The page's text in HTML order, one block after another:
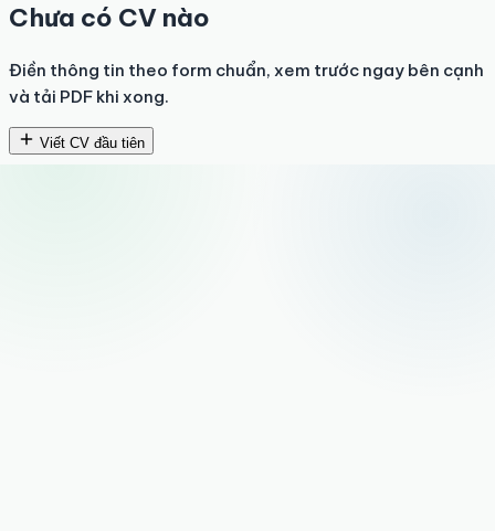
Chưa có CV nào
Điền thông tin theo form chuẩn, xem trước ngay bên cạnh
và tải PDF khi xong.
Viết CV đầu tiên